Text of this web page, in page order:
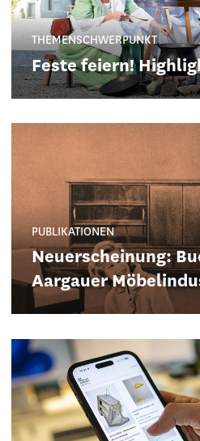
THEMENSCHWERPUNKT
Feste feiern!
PUBLIKATIONEN
Neuerscheinung:
Aargauer